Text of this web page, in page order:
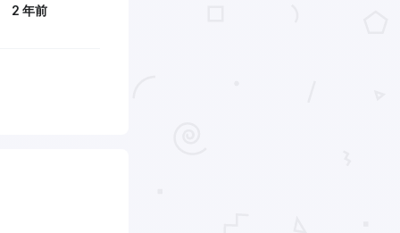
2 年前